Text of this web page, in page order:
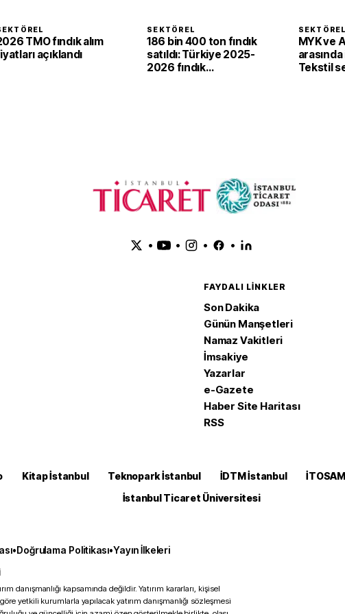
TMO fındık alım
açıklandı
SEKTÖREL
186 bin 400 ton fındık
satıldı: Türkiye 2025-
2026 fındık
SEKTÖREL
MYK ve
Tekstil
• • • •
FAYDALI LINKLER
Son Dakika
Günün Manşetleri
Namaz Vakitleri
İmsakiye
Yazarlar
e-Gazete
Haber Site Haritası
RSS
Kitap İstanbul Teknopark İstanbul İDTM İstanbul İTOSAM
İstanbul Ticaret Üniversitesi
•Doğrulama Politikası•Yayın İlkeleri
danışmanlığı kapsamında değildir. Yatırım kararları, kişisel
yetkili kurumlarla yapılacak yatırım danışmanlığı sözleşmesi